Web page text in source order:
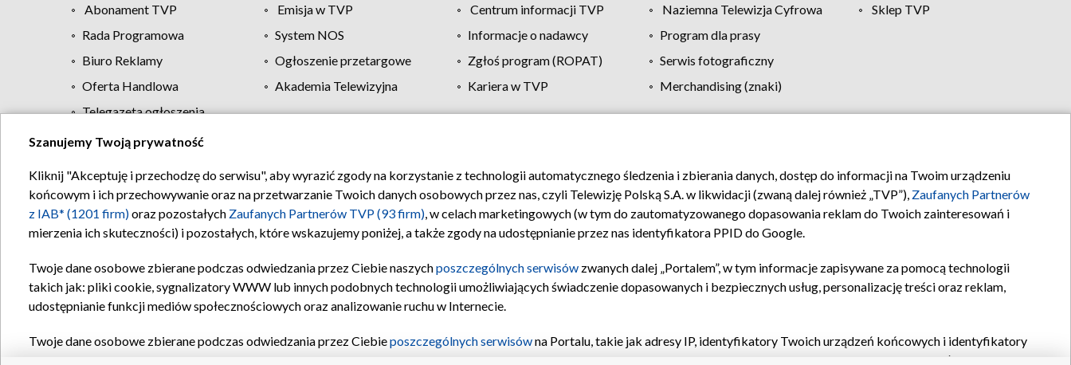
Abonament TVP Emisja w TVP Centrum informacji TVP Naziemna Telewizja Cyfrowa
Sklep TVP
Rada Programowa
System NOS Informacje o nadawcy
Program dla prasy
Biuro Reklamy
Ogłoszenie przetargowe Zgłoś program (ROPAT)
Serwis fotograficzny
Oferta Handlowa
Akademia Telewizyjna Kariera w TVP
Merchandising (znaki)
Telegazeta ogłoszenia
Regulamin TVP Polityka prywatności Moje zgody Pomoc Biuro reklamy Kontakt
Szanujemy Twoją prywatność
Kliknij "Akceptuję i przechodzę do serwisu", aby wyrazić zgody na korzystanie z technologii automatycznego śledzenia i zbierania danych, dostęp do informacji na Twoim urządzeniu
końcowym i ich przechowywanie oraz na przetwarzanie Twoich danych osobowych przez nas, czyli Telewizję Polską S.A. w likwidacji (zwaną dalej również „TVP”), Zaufanych Partnerów
z IAB* (1201 firm)oraz pozostałych Zaufanych Partnerów TVP (93 firm), w celach marketingowych (w tym do zautomatyzowanego dopasowania reklam do Twoich zainteresowań i
mierzenia ich skuteczności) i pozostałych, które wskazujemy poniżej, a także zgody na udostępnianie przez nas identyfikatora PPID do Google.
Twoje dane osobowe zbierane podczas odwiedzania przez Ciebie naszychposzczególnych serwisów zwanych dalej „Portalem”, w tym informacje zapisywane za pomocą technologii
takich jak: pliki cookie, sygnalizatory WWW lub innych podobnych technologii umożliwiających świadczenie dopasowanych i bezpiecznych usług, personalizację treści oraz reklam,
udostępnianie funkcji mediów społecznościowych oraz analizowanie ruchu w Internecie.
Twoje dane osobowe zbierane podczas odwiedzania przez Ciebieposzczególnych serwisówna Portalu, takie jak adresy IP, identyfikatory Twoich urządzeń końcowych i identyfikatory
oraz pozostałych